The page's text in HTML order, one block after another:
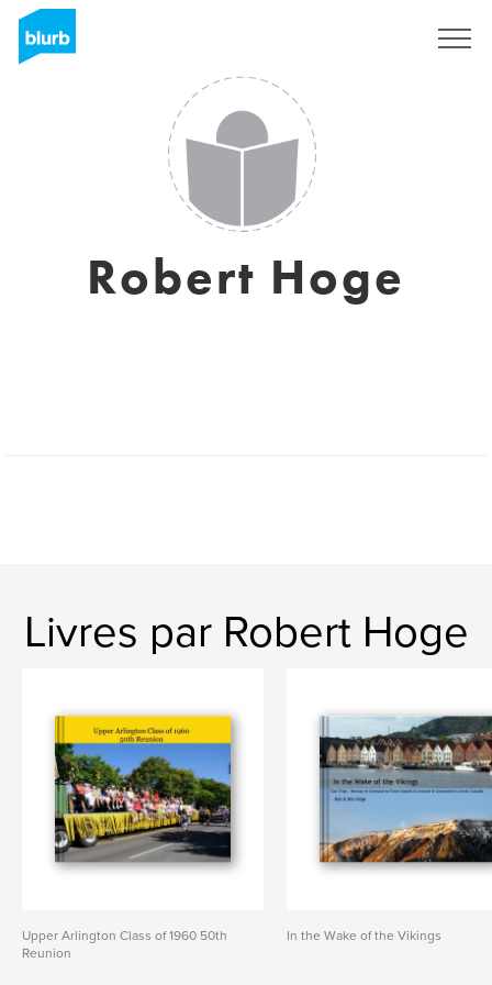
Robert Hoge
Livres par Robert Hoge
Upper Arlington Class of 1960 50th
Reunion
In the Wake of the Vikings